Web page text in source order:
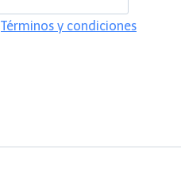
Términos y condiciones